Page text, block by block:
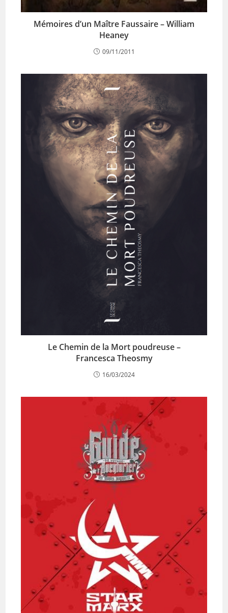
Mémoires d’un Maître Faussaire – William
Heaney
09/11/2011
Le Chemin de la Mort poudreuse –
Francesca Theosmy
16/03/2024